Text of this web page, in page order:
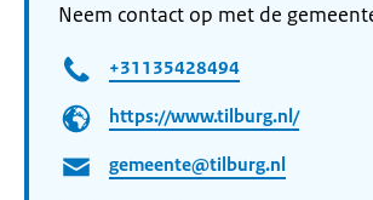
Neem contact op met de
+31135428494
https://www.tilburg.nl/
gemeente@tilburg.nl